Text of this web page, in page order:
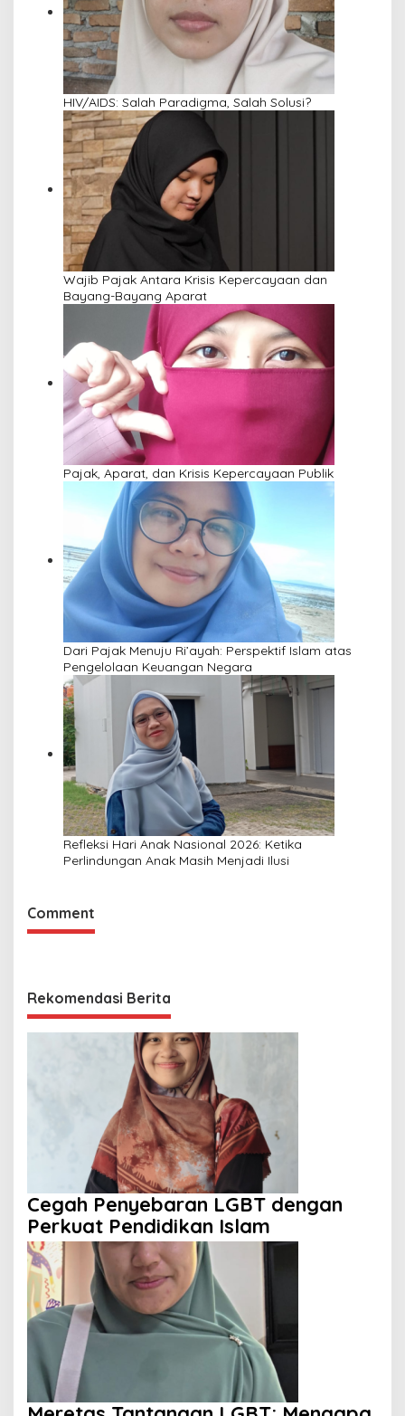
HIV/AIDS: Salah Paradigma, Salah Solusi?
Wajib Pajak Antara Krisis Kepercayaan dan
Bayang-Bayang Aparat
Pajak, Aparat, dan Krisis Kepercayaan Publik
Dari Pajak Menuju Ri’ayah: Perspektif Islam atas
Pengelolaan Keuangan Negara
Refleksi Hari Anak Nasional 2026: Ketika
Perlindungan Anak Masih Menjadi Ilusi
Comment
Rekomendasi Berita
Cegah Penyebaran LGBT dengan
Perkuat Pendidikan Islam